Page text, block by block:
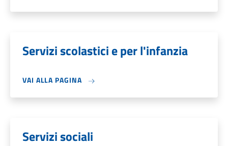
Servizi scolastici e per l'infanzia
VAI ALLA PAGINA
Servizi sociali